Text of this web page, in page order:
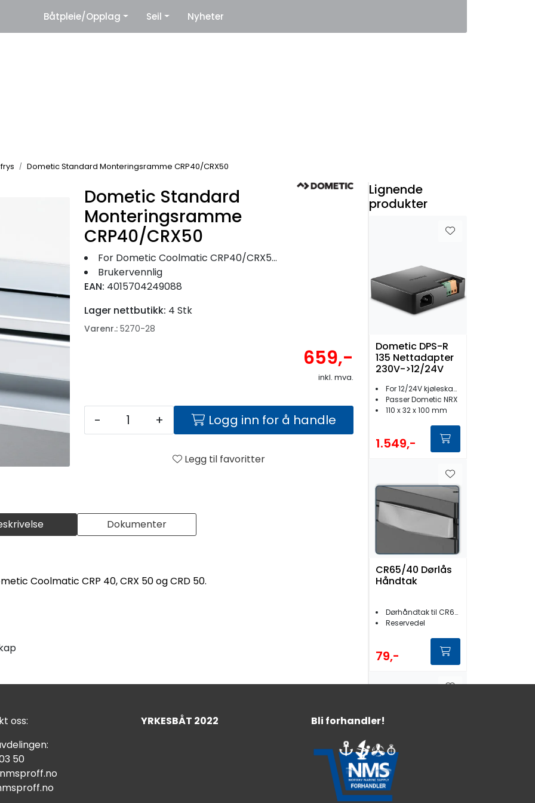
Leverandører
Båtpleie/Opplag Seil Nyheter
Dometic Standard Monteringsramme CRP40/CRX50
Dokumenter
Coolmatic CRP 40, CRX 50 og CRD 50.
Dometic Standard
Monteringsramme
CRP40/CRX50
For Dometic Coolmatic CRP40/CRX50/CRD50
Brukervennlig
EAN: 4015704249088
Lager nettbutikk: 4 Stk
Varenr.: 5270-28
659,-
inkl. mva.
- + Logg inn for å handle
Legg til favoritter
Lignende
produkter
Dometic DPS-R
135 Nettadapter
230V->12/24V
For 12/24V kjøleskap til 230V nett
Passer Dometic NRX
110 x 32 x 100 mm
1.549,-
CR65/40 Dørlås
Håndtak
Dørhåndtak til CR65 kjøleskap
Reservedel
79,-
oss:
50
YRKESBÅT 2022 Bli forhandler!